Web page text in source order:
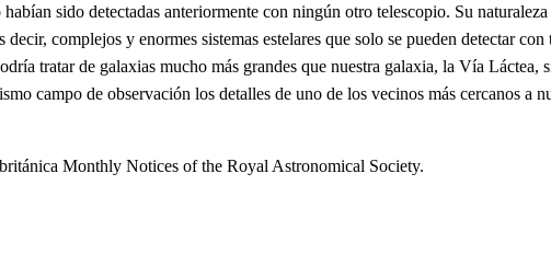
sido detectadas anteriormente con ningún otro telescopio. Su
complejos y enormes sistemas estelares que solo se pueden detectar
tratar de galaxias mucho más grandes que nuestra galaxia, la Vía
campo de observación los detalles de uno de los vecinos más cercanos a
Monthly Notices of the Royal Astronomical Society.